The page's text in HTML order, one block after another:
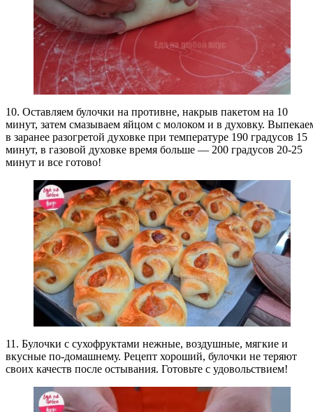
10. Оставляем булочки на противне, накрыв пакетом на 10
минут, затем смазываем яйцом с молоком и в духовку.
в заранее разогретой духовке при температуре 190 градусов 15
минут, в газовой духовке время больше — 200 градусов 20-25
минут и все готово!
11. Булочки с сухофруктами нежные, воздушные, мягкие и
вкусные по-домашнему. Рецепт хороший, булочки не теряют
своих качеств после остывания. Готовьте с удовольствием!